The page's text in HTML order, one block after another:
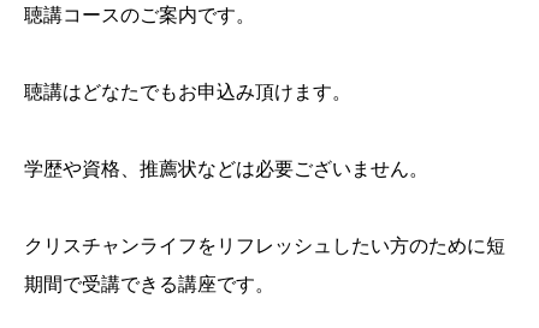
聴講コースのご案内です。
聴講はどなたでもお申込み頂けます。
学歴や資格、推薦状などは必要ございません。
クリスチャンライフをリフレッシュしたい方のために短
期間で受講できる講座です。